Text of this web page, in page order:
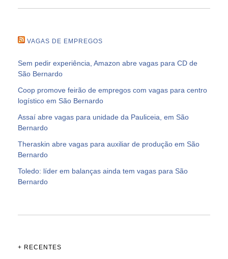
VAGAS DE EMPREGOS
Sem pedir experiência, Amazon abre vagas para CD de
São Bernardo
Coop promove feirão de empregos com vagas para centro
logístico em São Bernardo
Assaí abre vagas para unidade da Pauliceia, em São
Bernardo
Theraskin abre vagas para auxiliar de produção em São
Bernardo
Toledo: líder em balanças ainda tem vagas para São
Bernardo
+ RECENTES